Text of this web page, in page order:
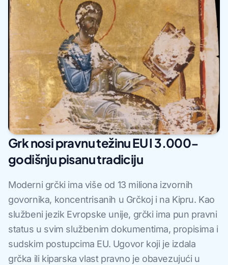
Grk nosi pravnu težinu EU I 3.000-
godišnju pisanu tradiciju
Moderni grčki ima više od 13 miliona izvornih
govornika, koncentrisanih u Grčkoj i na Kipru. Kao
službeni jezik Evropske unije, grčki ima pun pravni
status u svim službenim dokumentima, propisima i
sudskim postupcima EU. Ugovor koji je izdala
grčka ili kiparska vlast pravno je obavezujući u